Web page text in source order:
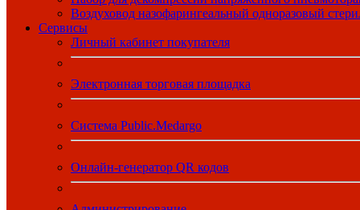
Воздуховод назофарингеальный одноразовый
Сервисы
Личный кабинет покупателя
Электронная торговая площадка
Система Public.Medargo
Онлайн-генератор QR кодов